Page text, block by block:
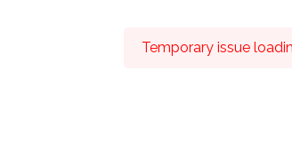
Temporary issue